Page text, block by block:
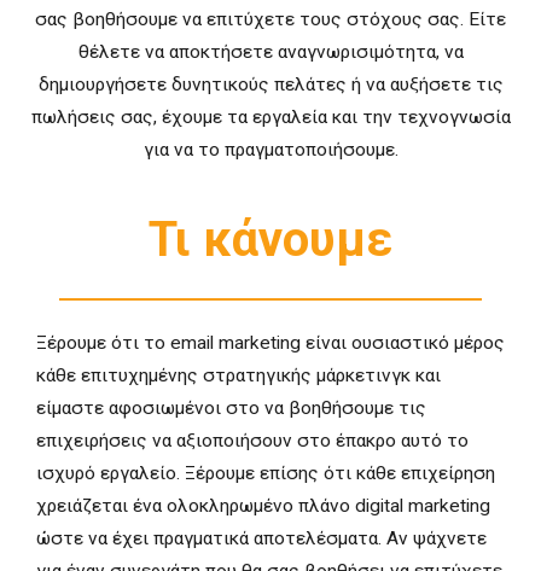
σας βοηθήσουμε να επιτύχετε τους στόχους σας. Είτε
θέλετε να αποκτήσετε αναγνωρισιμότητα, να
δημιουργήσετε δυνητικούς πελάτες ή να αυξήσετε τις
πωλήσεις σας, έχουμε τα εργαλεία και την τεχνογνωσία
για να το πραγματοποιήσουμε.
Τι κάνουμε
Ξέρουμε ότι το email marketing είναι ουσιαστικό μέρος
κάθε επιτυχημένης στρατηγικής μάρκετινγκ και
είμαστε αφοσιωμένοι στο να βοηθήσουμε τις
επιχειρήσεις να αξιοποιήσουν στο έπακρο αυτό το
ισχυρό εργαλείο. Ξέρουμε επίσης ότι κάθε επιχείρηση
χρειάζεται ένα ολοκληρωμένο πλάνο digital marketing
ώστε να έχει πραγματικά αποτελέσματα. Αν ψάχνετε